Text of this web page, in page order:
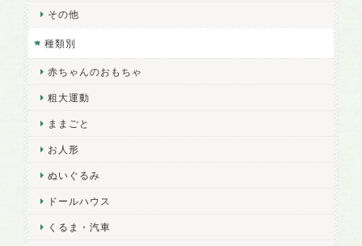
その他
種類別
赤ちゃんのおもちゃ
粗大運動
ままごと
お人形
ぬいぐるみ
ドールハウス
くるま・汽車